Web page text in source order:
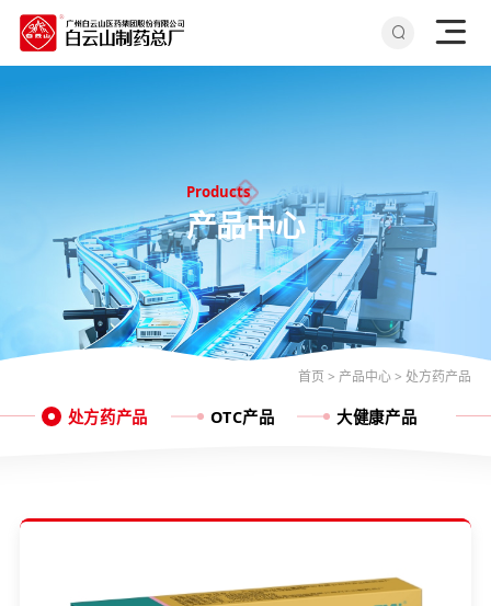
Products
产品中心
首页 > 产品中心> 处方药产品
处方药产品 OTC产品 大健康产品